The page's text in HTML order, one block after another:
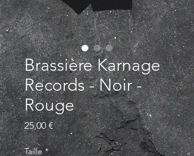
Brassière Karnage
Records - Noir -
Rouge
25,00 €Prix
Taille *